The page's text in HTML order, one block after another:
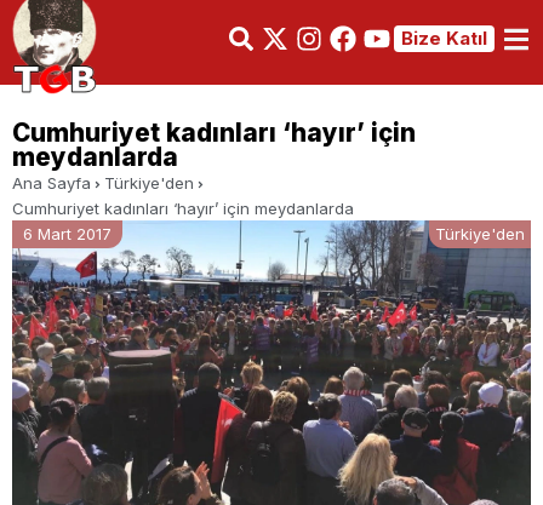
Bize Katıl
Cumhuriyet kadınları ‘hayır’ için
meydanlarda
Ana Sayfa
Türkiye'den
Cumhuriyet kadınları ‘hayır’ için meydanlarda
6 Mart 2017
Türkiye'den